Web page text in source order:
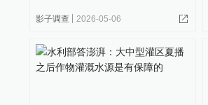
影子调查 2026-05-06